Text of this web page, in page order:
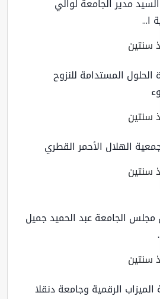
مدير الجامعة لوالي
المستدامة للنزوح
الأحمر القطري
عبد الحميد جميل
الرقمية وجامعة دنقلا